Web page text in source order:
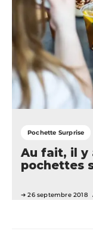
Pochette Surprise
Au fait, il y
pochettes
26 septembre 2018